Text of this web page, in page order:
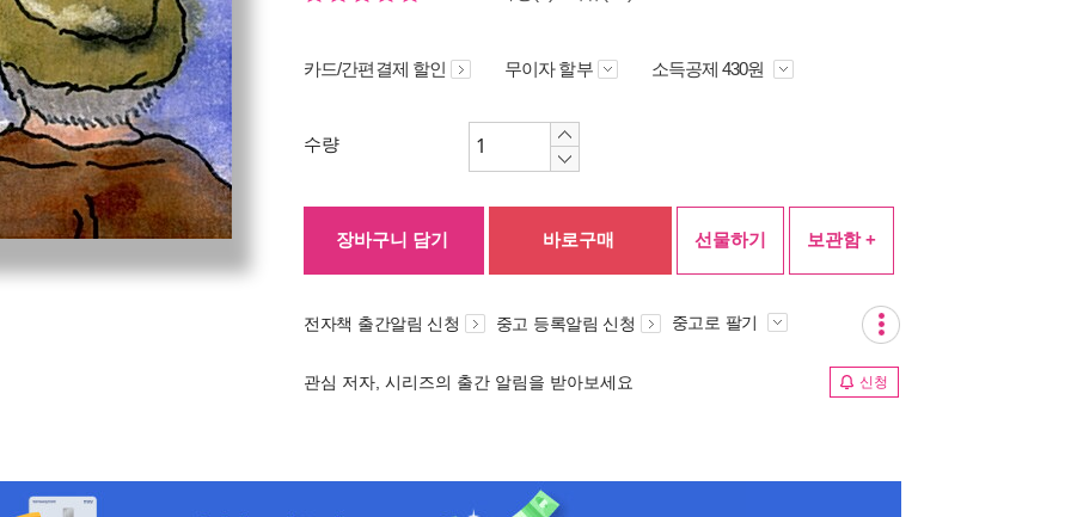
카드/간편결제 할인 무이자 할부 소득공제 430원
수량
장바구니 담기 바로구매 선물하기 보관함 +
전자책 출간알림 신청 중고 등록알림 신청 중고로 팔기
관심 저자, 시리즈의 출간 알림을 받아보세요 신청